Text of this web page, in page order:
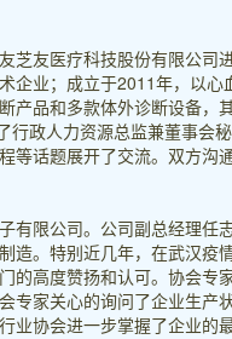
芝友医疗科技股份有限公司
企业；成立于2011年，以心
产品和多款体外诊断设备，
政人力资源总监兼董事会
等话题展开了交流。双方沟
限公司。公司副总经理任
造。特别近几年，在武汉疫
的高度赞扬和认可。协会专
专家关心的询问了企业生产
业协会进一步掌握了企业的